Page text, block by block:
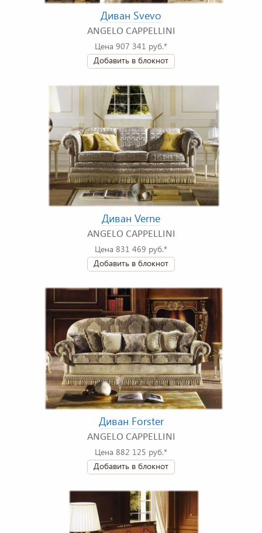
Диван Svevo
ANGELO CAPPELLINI
Цена 907 341 руб.*
Добавить в блокнот
Диван Verne
ANGELO CAPPELLINI
Цена 831 469 руб.*
Добавить в блокнот
Диван Forster
ANGELO CAPPELLINI
Цена 882 125 руб.*
Добавить в блокнот